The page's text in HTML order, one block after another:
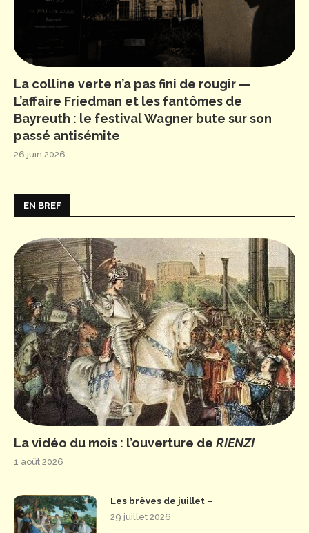
La colline verte n’a pas fini de rougir —
L’affaire Friedman et les fantômes de
Bayreuth : le festival Wagner bute sur son
passé antisémite
26 juin 2026
EN BREF
La vidéo du mois : l’ouverture de RIENZI
1 août 2026
Les brèves de juillet –
29 juillet 2026